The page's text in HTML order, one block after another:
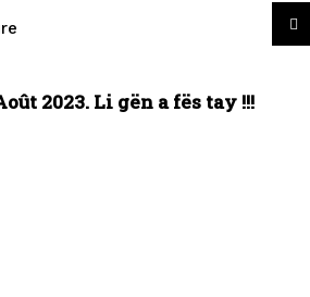
2023. Li gën a fës tay !!!